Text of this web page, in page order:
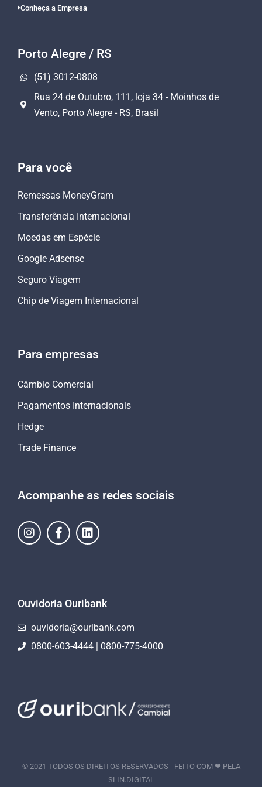
Conheça a Empresa
Porto Alegre / RS
(51) 3012-0808
Rua 24 de Outubro, 111, loja 34 - Moinhos de
Vento, Porto Alegre - RS, Brasil
Para você
Remessas MoneyGram
Transferência Internacional
Moedas em Espécie
Google Adsense
Seguro Viagem
Chip de Viagem Internacional
Para empresas
Câmbio Comercial
Pagamentos Internacionais
Hedge
Trade Finance
Acompanhe as redes sociais
Ouvidoria Ouribank
ouvidoria@ouribank.com
0800-603-4444 | 0800-775-4000
© 2021 TODOS OS DIREITOS RESERVADOS - FEITO COM ❤ PELA
SLIN.DIGITAL